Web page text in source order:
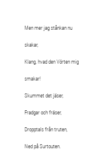
Men mer jag stånkan nu
skakar,
Klang, hvad den Vörten mig
smakar!
Skummet det jäser,
Fradgar och fräser,
Dropptals från truten,
Ned på Surtouten.